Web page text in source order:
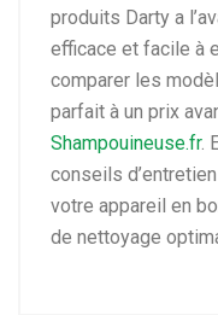
produits Darty a
efficace et facile à
comparer les
parfait à un prix
Shampouineuse.fr.
conseils
votre appareil en
de nettoyage